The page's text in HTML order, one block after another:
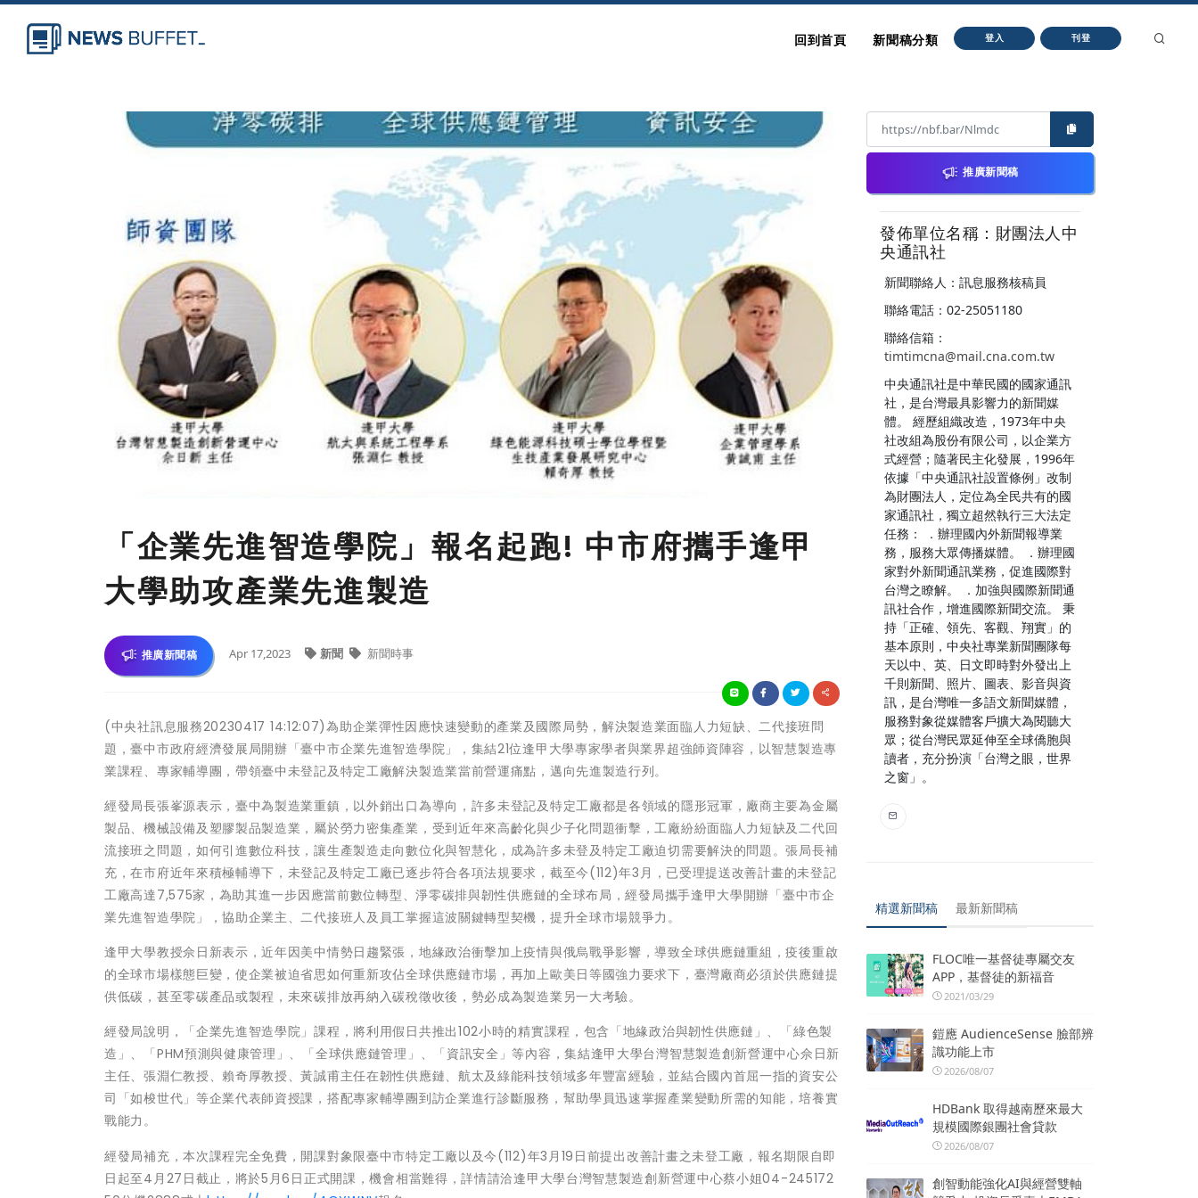
回到首頁 新聞稿分類 登入 刊登
「企業先進智造學院」報名起跑! 中市府攜手逢甲
大學助攻產業先進製造
推廣新聞稿 Apr 17,2023 新聞 新聞時事
(中央社訊息服務20230417 14:12:07)為助企業彈性因應快速變動的產業及國際局勢，解決製造業面臨人力短缺、二代接班問
題，臺中市政府經濟發展局開辦「臺中市企業先進智造學院」，集結21位逢甲大學專家學者與業界超強師資陣容，以智慧製造專
業課程、專家輔導團，帶領臺中未登記及特定工廠解決製造業當前營運痛點，邁向先進製造行列。
經發局長張峯源表示，臺中為製造業重鎮，以外銷出口為導向，許多未登記及特定工廠都是各領域的隱形冠軍，廠商主要為金屬
製品、機械設備及塑膠製品製造業，屬於勞力密集產業，受到近年來高齡化與少子化問題衝擊，工廠紛紛面臨人力短缺及二代回
流接班之問題，如何引進數位科技，讓生產製造走向數位化與智慧化，成為許多未登及特定工廠迫切需要解決的問題。張局長補
充，在市府近年來積極輔導下，未登記及特定工廠已逐步符合各項法規要求，截至今(112)年3月，已受理提送改善計畫的未登記
工廠高達7,575家，為助其進一步因應當前數位轉型、淨零碳排與韌性供應鏈的全球布局，經發局攜手逢甲大學開辦「臺中市企
業先進智造學院」，協助企業主、二代接班人及員工掌握這波關鍵轉型契機，提升全球市場競爭力。
逢甲大學教授佘日新表示，近年因美中情勢日趨緊張，地緣政治衝擊加上疫情與俄烏戰爭影響，導致全球供應鏈重組，疫後重啟
的全球市場樣態巨變，使企業被迫省思如何重新攻佔全球供應鏈市場，再加上歐美日等國強力要求下，臺灣廠商必須於供應鏈提
供低碳，甚至零碳產品或製程，未來碳排放再納入碳稅徵收後，勢必成為製造業另一大考驗。
經發局說明，「企業先進智造學院」課程，將利用假日共推出102小時的精實課程，包含「地緣政治與韌性供應鏈」、「綠色製
造」、「PHM預測與健康管理」、「全球供應鏈管理」、「資訊安全」等內容，集結逢甲大學台灣智慧製造創新營運中心佘日新
主任、張淵仁教授、賴奇厚教授、黃誠甫主任在韌性供應鏈、航太及綠能科技領域多年豐富經驗，並結合國內首屈一指的資安公
司「如梭世代」等企業代表師資授課，搭配專家輔導團到訪企業進行診斷服務，幫助學員迅速掌握產業變動所需的知能，培養實
戰能力。
經發局補充，本次課程完全免費，開課對象限臺中市特定工廠以及今(112)年3月19日前提出改善計畫之未登工廠，報名期限自即
日起至4月27日截止，將於5月6日正式開課，機會相當難得，詳情請洽逢甲大學台灣智慧製造創新營運中心蔡小姐04-245172
推廣新聞稿
發佈單位名稱：財團法人中
央通訊社
新聞聯絡人：訊息服務核稿員
聯絡電話：02-25051180
聯絡信箱：
timtimcna@mail.cna.com.tw
中央通訊社是中華民國的國家通訊
社，是台灣最具影響力的新聞媒
體。 經歷組織改造，1973年中央
社改組為股份有限公司，以企業方
式經營；隨著民主化發展，1996年
依據「中央通訊社設置條例」改制
為財團法人，定位為全民共有的國
家通訊社，獨立超然執行三大法定
任務： ．辦理國內外新聞報導業
務，服務大眾傳播媒體。 ．辦理國
家對外新聞通訊業務，促進國際對
台灣之瞭解。 ．加強與國際新聞通
訊社合作，增進國際新聞交流。 秉
持「正確、領先、客觀、翔實」的
基本原則，中央社專業新聞團隊每
天以中、英、日文即時對外發出上
千則新聞、照片、圖表、影音與資
訊，是台灣唯一多語文新聞媒體，
服務對象從媒體客戶擴大為閱聽大
眾；從台灣民眾延伸至全球僑胞與
讀者，充分扮演「台灣之眼，世界
之窗」。
精選新聞稿 最新新聞稿
FLOC唯一基督徒專屬交友
APP，基督徒的新福音
2021/03/29
鎧應 AudienceSense 臉部辨
識功能上市
2026/08/07
HDBank 取得越南歷來最大
規模國際銀團社會貸款
2026/08/07
創智動能強化AI與經營雙軸